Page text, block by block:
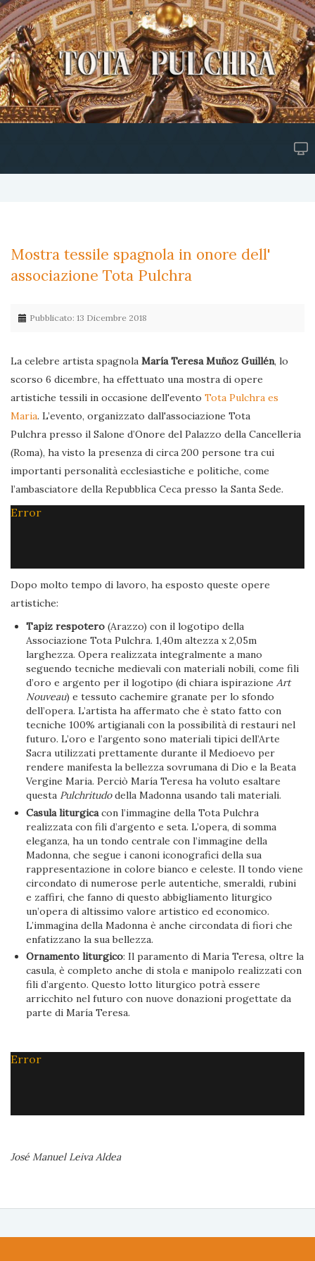
Mostra tessile spagnola in onore dell'
associazione Tota Pulchra
Pubblicato: 13 Dicembre 2018
La celebre artista spagnola María Teresa Muñoz Guillén, lo
scorso 6 dicembre, ha effettuato una mostra di opere
artistiche tessili in occasione dell'evento Tota Pulchra es
Maria. L’evento, organizzato dall'associazione Tota
Pulchra presso il Salone d’Onore del Palazzo della Cancelleria
(Roma), ha visto la presenza di circa 200 persone tra cui
importanti personalità ecclesiastiche e politiche, come
l’ambasciatore della Repubblica Ceca presso la Santa Sede.
Error
Dopo molto tempo di lavoro, ha esposto queste opere
artistiche:
Tapiz respotero (Arazzo) con il logotipo della
Associazione Tota Pulchra. 1,40m altezza x 2,05m
larghezza. Opera realizzata integralmente a mano
seguendo tecniche medievali con materiali nobili, come fili
d’oro e argento per il logotipo (di chiara ispirazioneArt
Nouveau) e tessuto cachemire granate per lo sfondo
dell’opera. L’artista ha affermato che è stato fatto con
tecniche 100% artigianali con la possibilità di restauri nel
futuro. L’oro e l’argento sono materiali tipici dell’Arte
Sacra utilizzati prettamente durante il Medioevo per
rendere manifesta la bellezza sovrumana di Dio e la Beata
Vergine Maria. Perciò María Teresa ha voluto esaltare
questa Pulchritudodella Madonna usando tali materiali.
Casula liturgicacon l’immagine della Tota Pulchra
realizzata con fili d’argento e seta. L’opera, di somma
eleganza, ha un tondo centrale con l’immagine della
Madonna, che segue i canoni iconografici della sua
rappresentazione in colore bianco e celeste. Il tondo viene
circondato di numerose perle autentiche, smeraldi, rubini
e zaffiri, che fanno di questo abbigliamento liturgico
un’opera di altissimo valore artistico ed economico.
L’immagina della Madonna è anche circondata di fiori che
enfatizzano la sua bellezza.
Ornamento liturgico: Il paramento di Maria Teresa, oltre la
casula, è completo anche di stola e manipolo realizzati con
fili d’argento. Questo lotto liturgico potrà essere
arricchito nel futuro con nuove donazioni progettate da
parte di María Teresa.
Error
José Manuel Leiva Aldea